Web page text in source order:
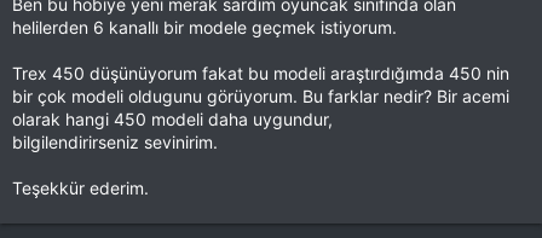
Ben bu hobiye yeni merak sardım oyuncak sınıfında olan
helilerden 6 kanallı bir modele geçmek istiyorum.
Trex 450 düşünüyorum fakat bu modeli araştırdığımda 450 nin
bir çok modeli oldugunu görüyorum. Bu farklar nedir? Bir acemi
olarak hangi 450 modeli daha uygundur,
bilgilendirirseniz sevinirim.
Teşekkür ederim.